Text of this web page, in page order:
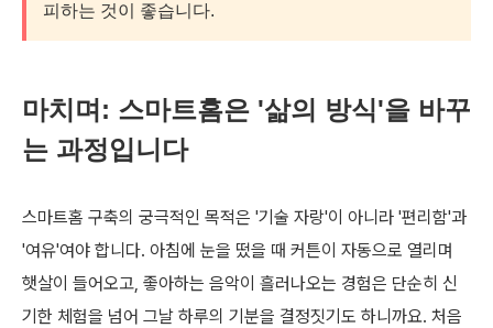
피하는 것이 좋습니다.
마치며: 스마트홈은 '삶의 방식'을 바꾸
는 과정입니다
스마트홈 구축의 궁극적인 목적은 '기술 자랑'이 아니라 '편리함'과
'여유'여야 합니다. 아침에 눈을 떴을 때 커튼이 자동으로 열리며
햇살이 들어오고, 좋아하는 음악이 흘러나오는 경험은 단순히 신
기한 체험을 넘어 그날 하루의 기분을 결정짓기도 하니까요. 처음